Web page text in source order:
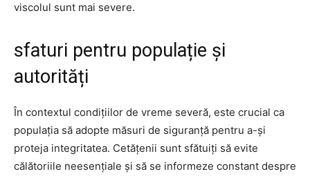
viscolul sunt mai severe.
sfaturi pentru populație și
autorități
În contextul condițiilor de vreme severă, este crucial ca
populația să adopte măsuri de siguranță pentru a-și
proteja integritatea. Cetățenii sunt sfătuiți să evite
călătoriile neesențiale și să se informeze constant despre